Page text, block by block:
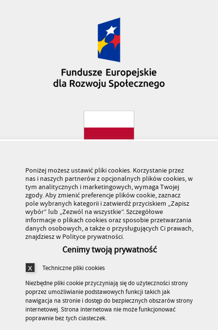
Stronę odwiedziło 179 446 436 osób
© Kuratorium Oświaty w Warszawie
Poniżej możesz ustawić pliki cookies. Korzystanie przez
nas i naszych partnerów z opcjonalnych plików cookies, w
tym analitycznych i marketingowych, wymaga Twojej
zgody. Aby zmienić preferencje plików cookie, zaznacz
pole wybranych kategorii i zatwierdź przyciskiem „Zapisz
wybór” lub „Zezwól na wszystkie”. Szczegółowe
informacje o plikach cookies oraz sposobie przetwarzania
danych osobowych, a także o przysługujących Ci prawach,
znajdziesz w Polityce prywatności.
Cenimy twoją prywatność
Techniczne pliki cookies
Niezbędne pliki cookie przyczyniają się do użyteczności strony
poprzez umożliwianie podstawowych funkcji takich jak
nawigacja na stronie i dostęp do bezpiecznych obszarów strony
internetowej. Strona internetowa nie może funkcjonować
poprawnie bez tych ciasteczek.